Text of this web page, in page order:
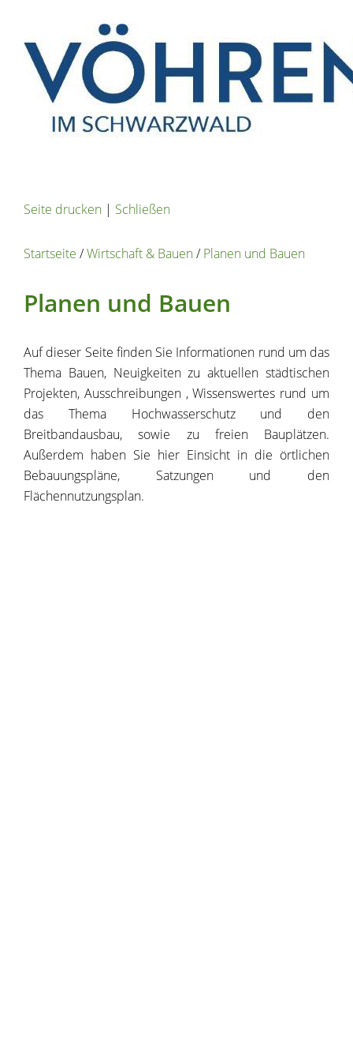
Seite drucken | Schließen
Startseite /Wirtschaft & Bauen/Planen und Bauen
Planen und Bauen
Auf dieser Seite finden Sie Informationen rund um das
Thema Bauen, Neuigkeiten zu aktuellen städtischen
Projekten, Ausschreibungen , Wissenswertes rund um
das Thema Hochwasserschutz und den
Breitbandausbau, sowie zu freien Bauplätzen.
Außerdem haben Sie hier Einsicht in die örtlichen
Bebauungspläne, Satzungen und den
Flächennutzungsplan.